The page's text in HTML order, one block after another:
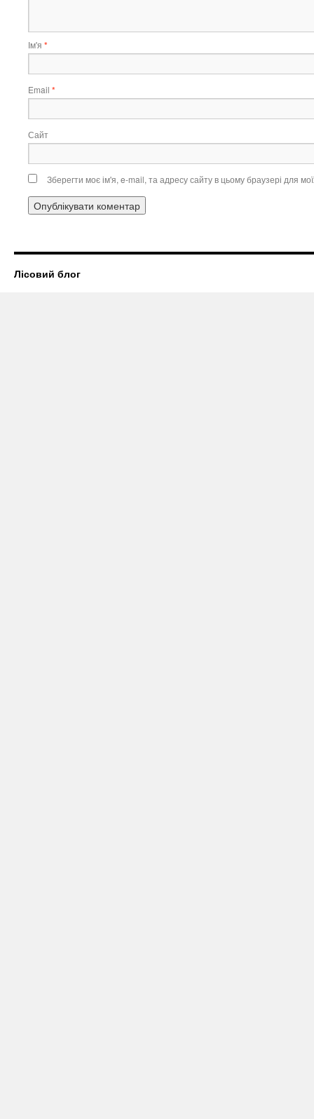
Ім'я *
Email *
Сайт
Зберегти моє ім'я, e-mail, та адресу сайту в цьому браузері для
Лісовий блог